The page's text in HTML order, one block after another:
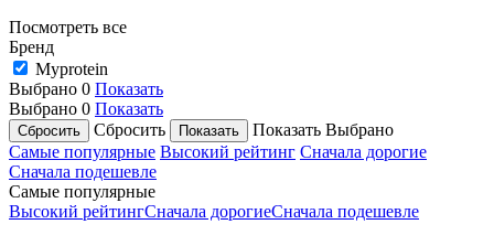
Посмотреть все
Бренд
Myprotein
Выбрано 0 Показать
Выбрано 0 Показать
Сбросить
Показать Выбрано
Самые популярные Высокий рейтинг Сначала дорогие
Сначала подешевле
Самые популярные
Высокий рейтингСначала дорогиеСначала подешевле